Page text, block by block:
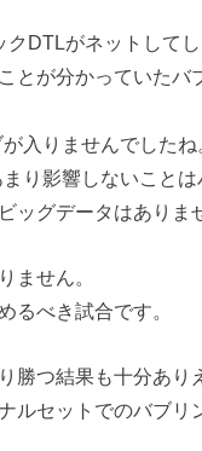
DTLがネットして
とが分かっていた
入りませんでしたね
り影響しないこと
ッグデータはありま
ません。
るべき試合です。
勝つ結果も十分あり
ルセットでのバブ